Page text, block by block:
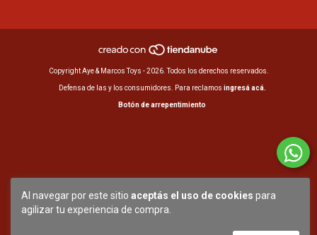
Al navegar por este sitio aceptás el uso de cookies para
agilizar tu experiencia de compra.
Copyright Aye & Marcos Toys - 2026. Todos los derechos reservados.
Defensa de las y los consumidores. Para reclamos ingresá acá.
Botón de arrepentimiento